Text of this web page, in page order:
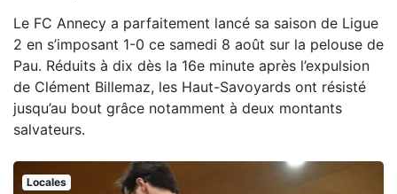
Le FC Annecy a parfaitement lancé sa saison de Ligue
2 en s’imposant 1-0 ce samedi 8 août sur la pelouse de
Pau. Réduits à dix dès la 16e minute après l’expulsion
de Clément Billemaz, les Haut-Savoyards ont résisté
jusqu’au bout grâce notamment à deux montants
salvateurs.
Locales